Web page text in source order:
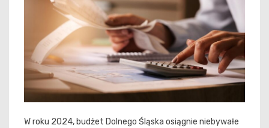
W roku 2024, budżet Dolnego Śląska osiągnie niebywałe